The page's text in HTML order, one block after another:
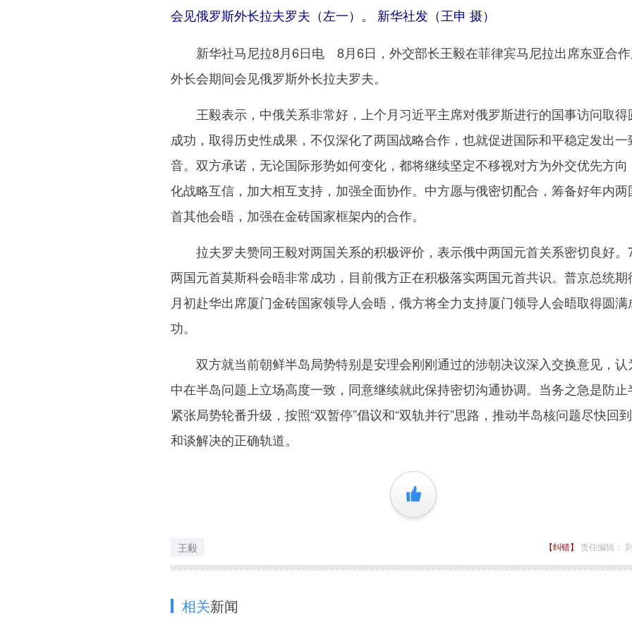
会见俄罗斯外长拉夫罗夫（左一）。 新华社发（王申 摄）
新华社马尼拉8月6日电 8月6日，外交部长王毅在菲律宾马尼拉出席东亚合
外长会期间会见俄罗斯外长拉夫罗夫。
王毅表示，中俄关系非常好，上个月习近平主席对俄罗斯进行的国事访问取得
成功，取得历史性成果，不仅深化了两国战略合作，也就促进国际和平稳定发出一
音。双方承诺，无论国际形势如何变化，都将继续坚定不移视对方为外交优先方向
化战略互信，加大相互支持，加强全面协作。中方愿与俄密切配合，筹备好年内两
首其他会晤，加强在金砖国家框架内的合作。
拉夫罗夫赞同王毅对两国关系的积极评价，表示俄中两国元首关系密切良好。
两国元首莫斯科会晤非常成功，目前俄方正在积极落实两国元首共识。普京总统期
月初赴华出席厦门金砖国家领导人会晤，俄方将全力支持厦门领导人会晤取得圆满
功。
双方就当前朝鲜半岛局势特别是安理会刚刚通过的涉朝决议深入交换意见，认
中在半岛问题上立场高度一致，同意继续就此保持密切沟通协调。当务之急是防止
紧张局势轮番升级，按照“双暂停”倡议和“双轨并行”思路，推动半岛核问题尽快回
和谈解决的正确轨道。
+1
王毅 【纠错】 责任编辑：
相关新闻